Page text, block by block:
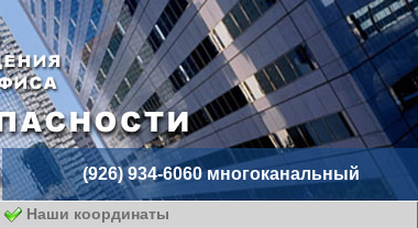
(926) 934-6060 многоканальный
Наши координаты